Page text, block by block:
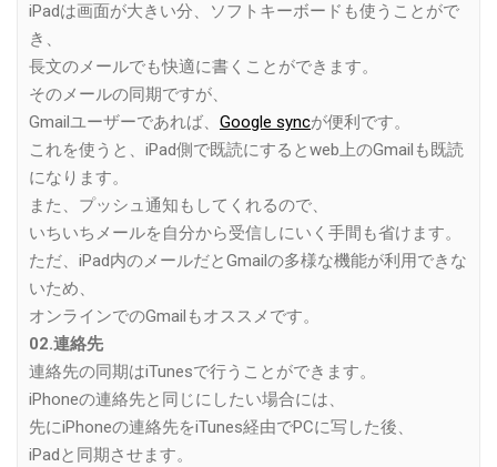
iPadは画面が大きい分、ソフトキーボードも使うことがで
き、
長文のメールでも快適に書くことができます。
そのメールの同期ですが、
Gmailユーザーであれば、 Google syncが便利です。
これを使うと、iPad側で既読にするとweb上のGmailも既読
になります。
また、プッシュ通知もしてくれるので、
いちいちメールを自分から受信しにいく手間も省けます。
ただ、iPad内のメールだとGmailの多様な機能が利用できな
いため、
オンラインでのGmailもオススメです。
02.連絡先
連絡先の同期はiTunesで行うことができます。
iPhoneの連絡先と同じにしたい場合には、
先にiPhoneの連絡先をiTunes経由でPCに写した後、
iPadと同期させます。